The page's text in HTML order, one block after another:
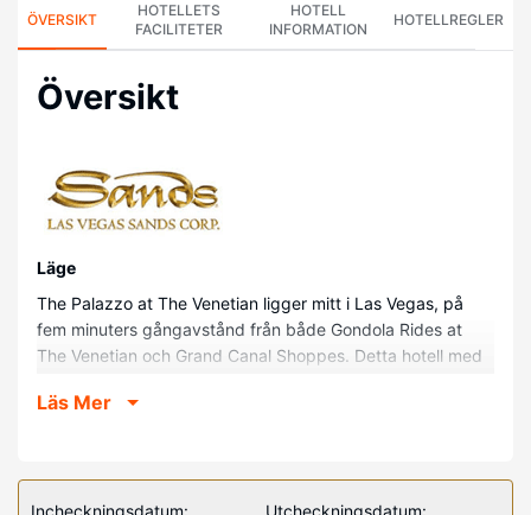
ÖVERSIKT
HOTELLETS
FACILITETER
HOTELL
INFORMATION
HOTELLREGLER
Översikt
Läge
The Palazzo at The Venetian ligger mitt i Las Vegas, på
fem minuters gångavstånd från både Gondola Rides at
The Venetian och Grand Canal Shoppes. Detta hotell med
0,8 km från The Venetian Casino.
Känn dig som hemma i ett av de 2854 rummen med
minibarer och LCD-tv. Kabel-tv erbjuder underhållning.
Läs Mer
Incheckningsdatum: Utcheckningsdatum: